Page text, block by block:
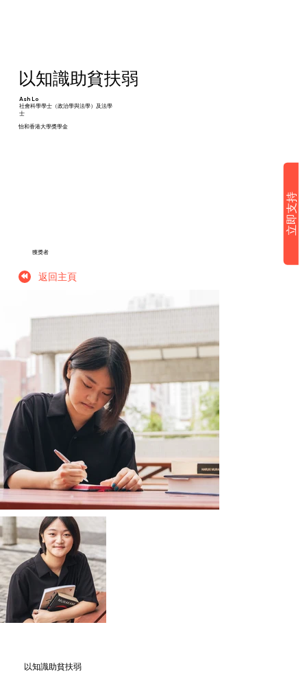
獲獎者
Ash Lo
社會科學學士（政治學與法學）及法學
士
以知識助貧扶弱
怡和香港大學獎學金
返回主頁
以知識助貧扶弱
立即支持